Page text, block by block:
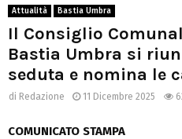
Attualità Bastia Umbra
Il Consiglio
Bastia Umbra si
seduta e nomina le
di Redazione 11 Dicembre 2025
COMUNICATO STAMPA